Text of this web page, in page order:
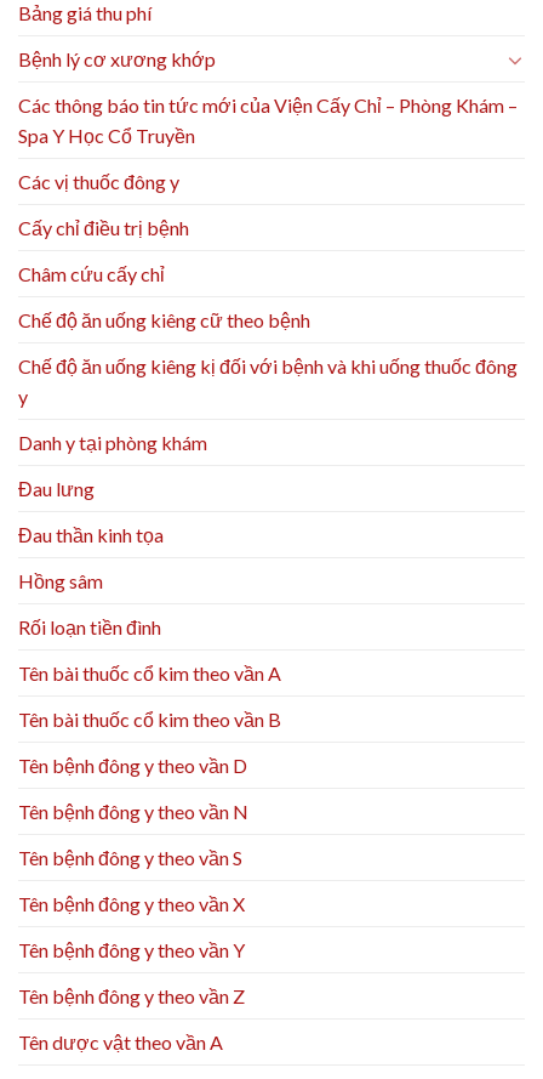
Bảng giá thu phí
Bệnh lý cơ xương khớp
Các thông báo tin tức mới của Viện Cấy Chỉ – Phòng Khám –
Spa Y Học Cổ Truyền
Các vị thuốc đông y
Cấy chỉ điều trị bệnh
Châm cứu cấy chỉ
Chế độ ăn uống kiêng cữ theo bệnh
Chế độ ăn uống kiêng kị đối với bệnh và khi uống thuốc đông
y
Danh y tại phòng khám
Đau lưng
Đau thần kinh tọa
Hồng sâm
Rối loạn tiền đình
Tên bài thuốc cổ kim theo vần A
Tên bài thuốc cổ kim theo vần B
Tên bệnh đông y theo vần D
Tên bệnh đông y theo vần N
Tên bệnh đông y theo vần S
Tên bệnh đông y theo vần X
Tên bệnh đông y theo vần Y
Tên bệnh đông y theo vần Z
Tên dược vật theo vần A